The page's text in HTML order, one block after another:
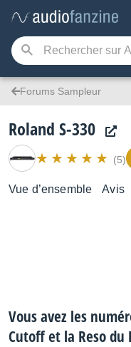
Forums Sampleur
Roland S-330
(5)
Vue d’ensemble Avis
Vous avez les
Cutoff et la Reso du